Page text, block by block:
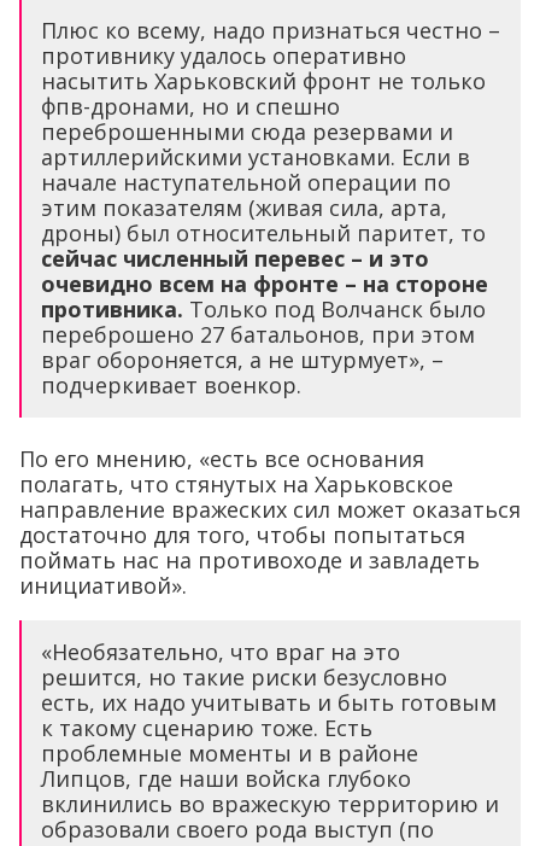
Плюс ко всему, надо признаться честно –
противнику удалось оперативно
насытить Харьковский фронт не только
фпв-дронами, но и спешно
переброшенными сюда резервами и
артиллерийскими установками. Если в
начале наступательной операции по
этим показателям (живая сила, арта,
дроны) был относительный паритет, то
сейчас численный перевес – и это
очевидно всем на фронте – на стороне
противника. Только под Волчанск было
переброшено 27 батальонов, при этом
враг обороняется, а не штурмует», –
подчеркивает военкор.
По его мнению, «есть все основания
полагать, что стянутых на Харьковское
направление вражеских сил может оказаться
достаточно для того, чтобы попытаться
поймать нас на противоходе и завладеть
инициативой».
«Необязательно, что враг на это
решится, но такие риски безусловно
есть, их надо учитывать и быть готовым
к такому сценарию тоже. Есть
проблемные моменты и в районе
Липцов, где наши войска глубоко
вклинились во вражескую территорию и
образовали своего рода выступ (по